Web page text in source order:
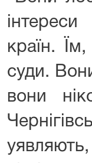
країн.
суди.
вони